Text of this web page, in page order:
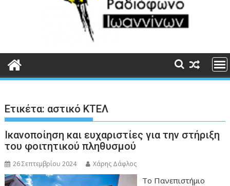
Ετικέτα: αστικό ΚΤΕΛ
Ικανοποίηση και ευχαριστίες για την στήριξη
του φοιτητικού πληθυσμού
26 Σεπτεμβρίου 2024 Χάρης Δάφλος
Το Πανεπιστήμιο